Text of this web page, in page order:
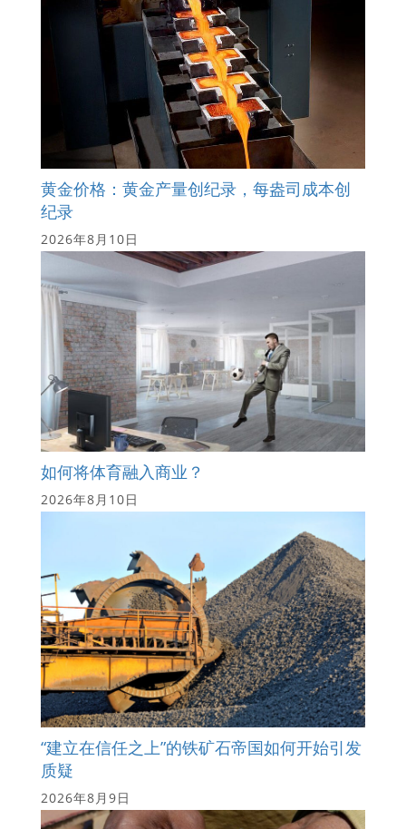
黄金价格：黄金产量创纪录，每盎司成本创
纪录
2026年8月10日
如何将体育融入商业？
2026年8月10日
“建立在信任之上”的铁矿石帝国如何开始引发
质疑
2026年8月9日